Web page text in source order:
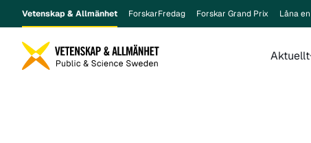
Vetenskap & Allmänhet ForskarFredag Forskar Grand Prix Låna
Aktuellt